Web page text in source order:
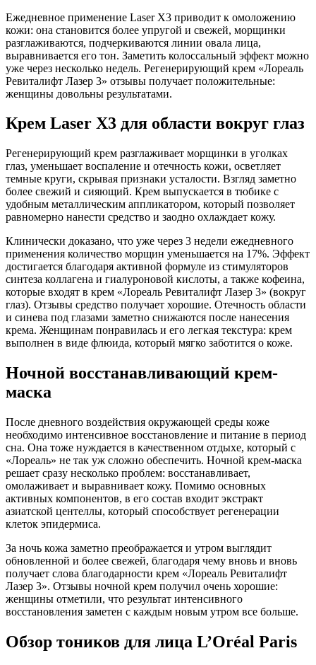
Ежедневное применение Laser X3 приводит к омоложению
кожи: она становится более упругой и свежей, морщинки
разглаживаются, подчеркиваются линии овала лица,
выравнивается его тон. Заметить колоссальный эффект можно
уже через несколько недель. Регенерирующий крем «Лореаль
Ревиталифт Лазер 3» отзывы получает положительные:
женщины довольны результатами.
Крем Laser X3 для области вокруг глаз
Регенерирующий крем разглаживает морщинки в уголках
глаз, уменьшает воспаление и отечность кожи, осветляет
темные круги, скрывая признаки усталости. Взгляд заметно
более свежий и сияющий. Крем выпускается в тюбике с
удобным металлическим аппликатором, который позволяет
равномерно нанести средство и заодно охлаждает кожу.
Клинически доказано, что уже через 3 недели ежедневного
применения количество морщин уменьшается на 17%. Эффект
достигается благодаря активной формуле из стимуляторов
синтеза коллагена и гиалуроновой кислоты, а также кофеина,
которые входят в крем «Лореаль Ревиталифт Лазер 3» (вокруг
глаз). Отзывы средство получает хорошие. Отечность области
и синева под глазами заметно снижаются после нанесения
крема. Женщинам понравилась и его легкая текстура: крем
выполнен в виде флюида, который мягко заботится о коже.
Ночной восстанавливающий крем-
маска
После дневного воздействия окружающей среды коже
необходимо интенсивное восстановление и питание в период
сна. Она тоже нуждается в качественном отдыхе, который с
«Лореаль» не так уж сложно обеспечить. Ночной крем-маска
решает сразу несколько проблем: восстанавливает,
омолаживает и выравнивает кожу. Помимо основных
активных компонентов, в его состав входит экстракт
азиатской центеллы, который способствует регенерации
клеток эпидермиса.
За ночь кожа заметно преображается и утром выглядит
обновленной и более свежей, благодаря чему вновь и вновь
получает слова благодарности крем «Лореаль Ревиталифт
Лазер 3». Отзывы ночной крем получил очень хорошие:
женщины отметили, что результат интенсивного
восстановления заметен с каждым новым утром все больше.
Обзор тоников для лица L’Oréal Paris